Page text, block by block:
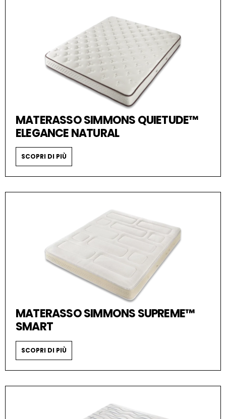
MATERASSO SIMMONS QUIETUDE™
ELEGANCE NATURAL
SCOPRI DI PIÙ
MATERASSO SIMMONS SUPREME™
SMART
SCOPRI DI PIÙ